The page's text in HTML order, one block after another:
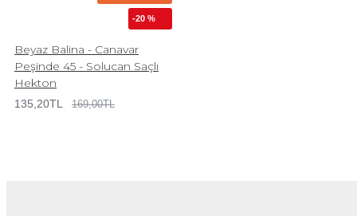
-20 %
Beyaz Balina - Canavar
Peşinde 45 - Solucan Saçlı
Hekton
135,20TL 169,00TL